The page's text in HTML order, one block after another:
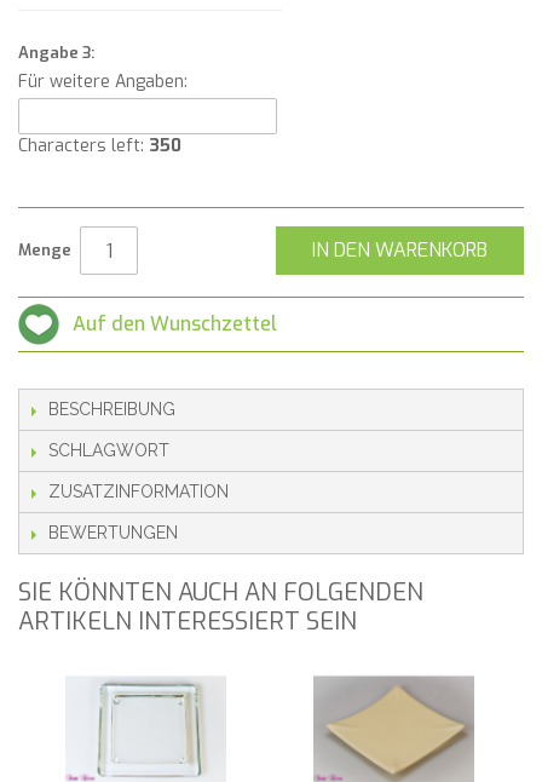
Angabe 3:
Für weitere Angaben:
Characters left: 350
Menge IN DEN WARENKORB
Auf den Wunschzettel
BESCHREIBUNG
SCHLAGWORT
ZUSATZINFORMATION
BEWERTUNGEN
SIE KÖNNTEN AUCH AN FOLGENDEN
ARTIKELN INTERESSIERT SEIN